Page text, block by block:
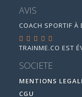
AVIS
COACH SPORTIF À
TRAINME.CO EST
SOCIETE
MENTIONS
CGU